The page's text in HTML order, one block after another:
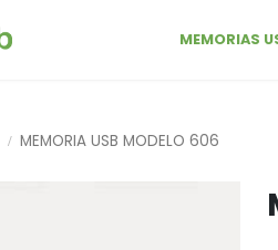
MEMORIAS
MEMORIA USB MODELO 606